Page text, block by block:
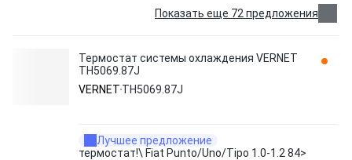
Показать еще 72 предложения
Термостат системы охлаждения VERNET
TH5069.87J
VERNET TH5069.87J
Лучшее предложение
термостат!\ Fiat Punto/Uno/Tipo 1.0-1.2 84>